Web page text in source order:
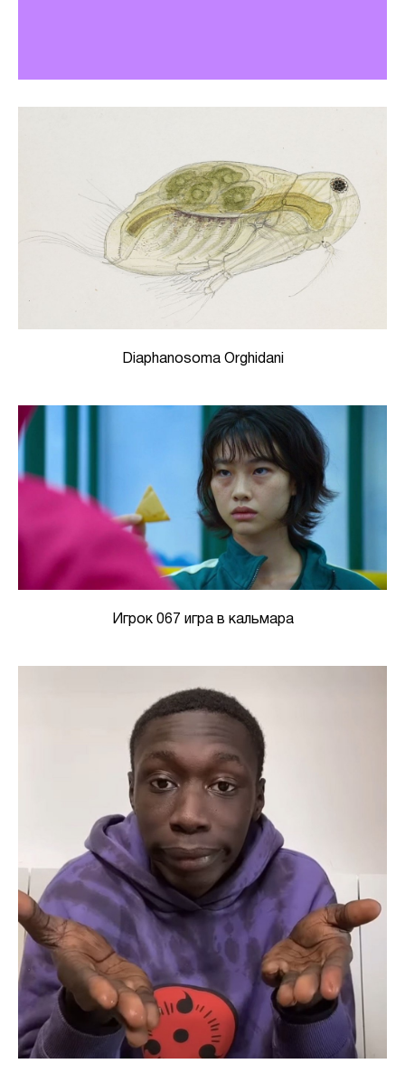
Diaphanosoma Orghidani
Игрок 067 игра в кальмара